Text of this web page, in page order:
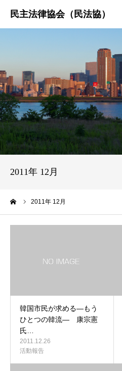
2011年 12月
2011年 12月
韓国市民が求める―もう
ひとつの韓流― 康宗憲
氏…
2011.12.26
活動報告
民法協とは
民主法律時報
決議・声明・意見書